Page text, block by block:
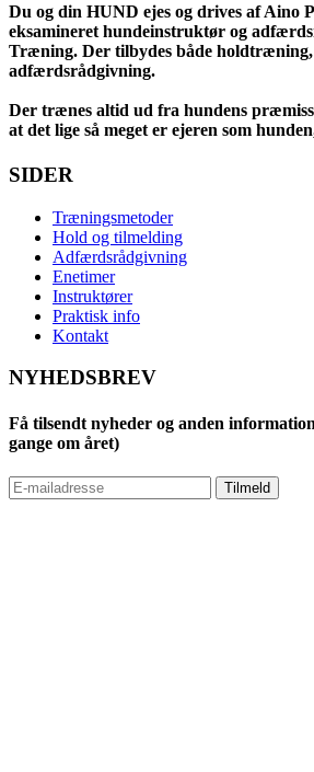
Du og din HUND ejes og drives af Aino
eksamineret hundeinstruktør og
Træning. Der tilbydes både holdtræning,
adfærdsrådgivning.
Der trænes altid ud fra hundens
at det lige så meget er ejeren som
SIDER
Træningsmetoder
Hold og tilmelding
Adfærdsrådgivning
Enetimer
Instruktører
Praktisk info
Kontakt
NYHEDSBREV
Få tilsendt nyheder og anden
gange om året)
Tilmeld